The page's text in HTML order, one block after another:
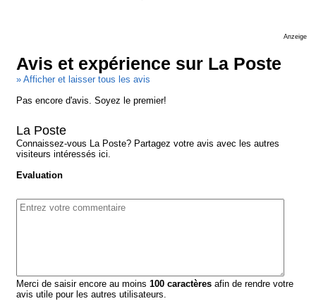
Anzeige
Avis et expérience sur La Poste
» Afficher et laisser tous les avis
Pas encore d'avis. Soyez le premier!
La Poste
Connaissez-vous La Poste? Partagez votre avis avec les autres
visiteurs intéressés ici.
Evaluation
Merci de saisir encore au moins100 caractères afin de rendre votre
avis utile pour les autres utilisateurs.